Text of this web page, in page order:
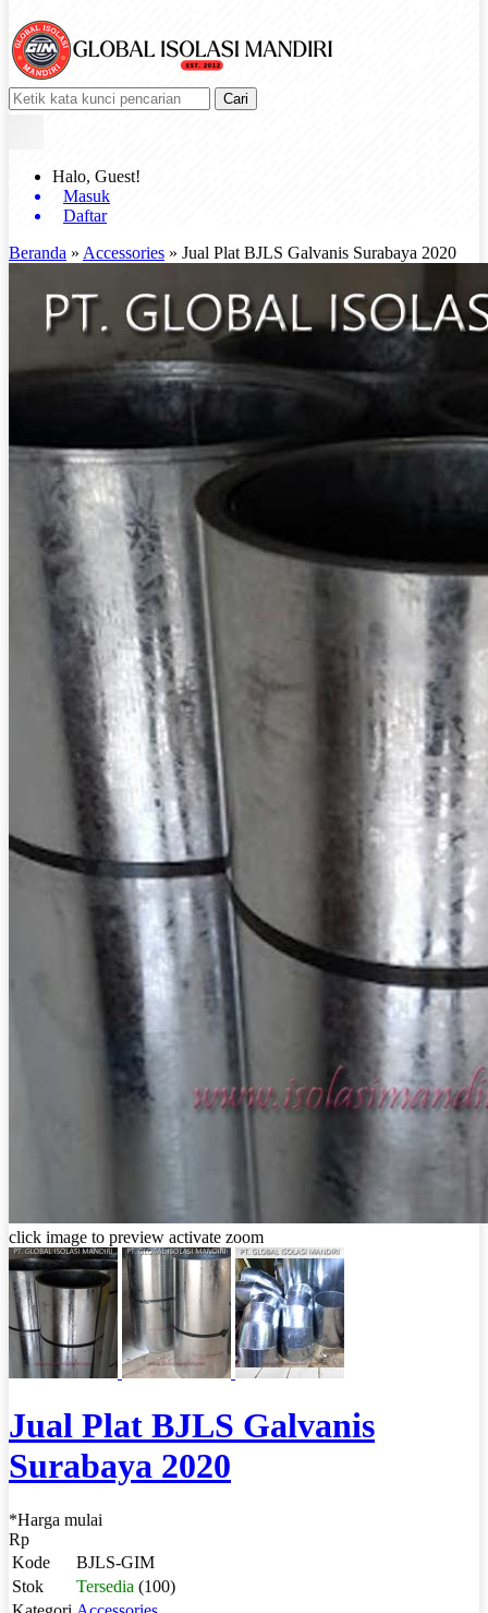
Cari
Halo, Guest!
Masuk
Daftar
Beranda » Accessories » Jual Plat BJLS Galvanis Surabaya 2020
click image to preview activate zoom
Jual Plat BJLS Galvanis
Surabaya 2020
*Harga mulai
Rp
Kode
BJLS-GIM
Stok
Tersedia (100)